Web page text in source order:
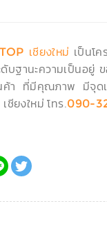
เชียงใหม่ เป็นโ
บฐานะความเป็นอยู่
ค้า ที่มีคุณภาพ มีจุ
ยงใหม่ โทร.090-